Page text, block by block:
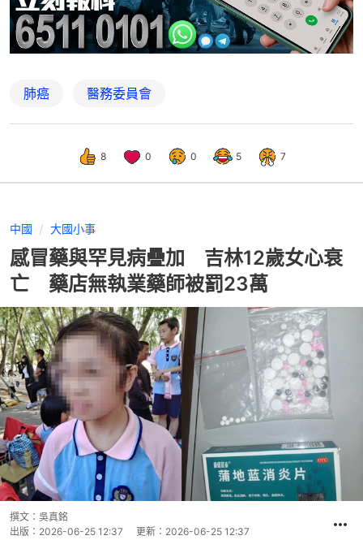
肺癌 醫務委員會
8 0 0 5 7
中國 大國小事
感冒藥與罕見病疊加 吉林12歲女心衰
亡 藥店無執業藥師被罰23萬
撰文： 吳真銘
出版： 2026-06-25 12:37 更新： 2026-06-25 12:37